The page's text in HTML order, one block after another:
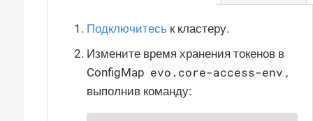
Подключитесь к кластеру.
Измените время хранения токенов в
ConfigMap evo.core-access-env ,
выполнив команду: